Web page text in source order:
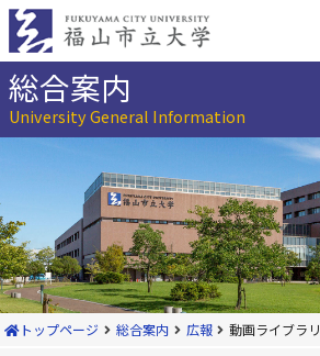
本
へ
動総合案内
University General Information
トップページ 総合案内 広報 動画ライブラリ